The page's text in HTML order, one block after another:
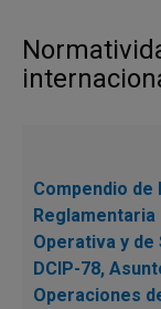
Compendio de
Reglamentaria
Operativa y
DCIP-78,
Operaciones